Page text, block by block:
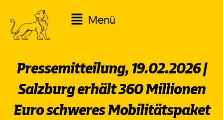
Inhalt
springen
MainMenü
Pressemitteilung, 19.02.2026 |
Salzburg erhält 360 Millionen
Euro schweres Mobilitätspaket